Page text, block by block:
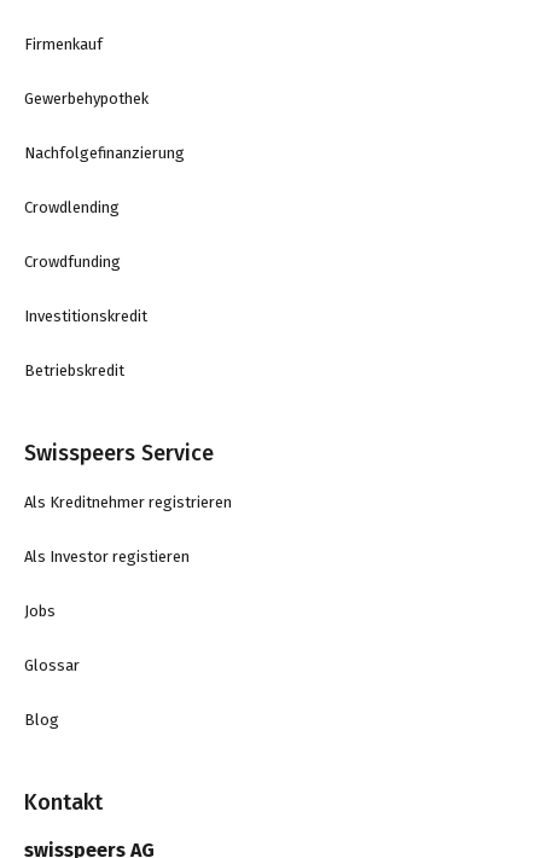
Firmenkauf
Gewerbehypothek
Nachfolgefinanzierung
Crowdlending
Crowdfunding
Investitionskredit
Betriebskredit
Swisspeers Service
Als Kreditnehmer registrieren
Als Investor registieren
Jobs
Glossar
Blog
Kontakt
swisspeers AG